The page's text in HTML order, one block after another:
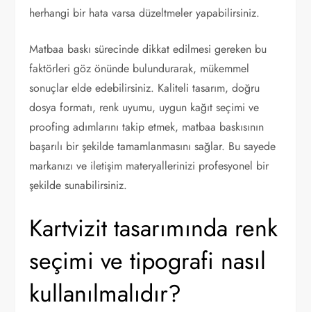
herhangi bir hata varsa düzeltmeler yapabilirsiniz.
Matbaa baskı sürecinde dikkat edilmesi gereken bu
faktörleri göz önünde bulundurarak, mükemmel
sonuçlar elde edebilirsiniz. Kaliteli tasarım, doğru
dosya formatı, renk uyumu, uygun kağıt seçimi ve
proofing adımlarını takip etmek, matbaa baskısının
başarılı bir şekilde tamamlanmasını sağlar. Bu sayede
markanızı ve iletişim materyallerinizi profesyonel bir
şekilde sunabilirsiniz.
Kartvizit tasarımında renk
seçimi ve tipografi nasıl
kullanılmalıdır?